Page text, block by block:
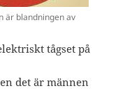
är blandningen av
tågset på
det är männen